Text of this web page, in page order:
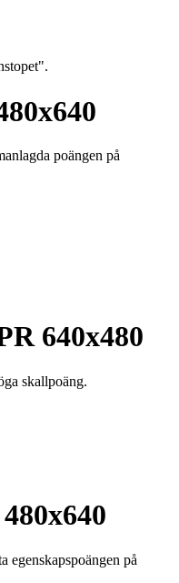
poängen på
skallpoäng.
egenskapspoängen på